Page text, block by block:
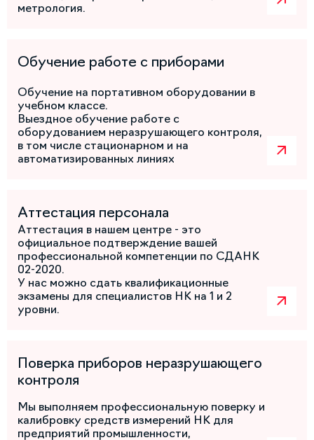
метрология.
Обучение работе с приборами
Обучение на портативном оборудовании в
учебном классе.
Выездное обучение работе с
оборудованием неразрушающего контроля,
в том числе стационарном и на
автоматизированных линиях
Аттестация персонала
Аттестация в нашем центре - это
официальное подтверждение вашей
профессиональной компетенции по СДАНК
02-2020.
У нас можно сдать квалификационные
экзамены для специалистов НК на 1 и 2
уровни.
Поверка приборов неразрушающего
контроля
Мы выполняем профессиональную поверку и
калибровку средств измерений НК для
предприятий промышленности,